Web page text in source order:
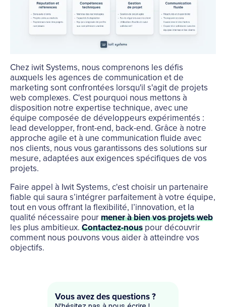
Chez iwit Systems, nous comprenons les défis
auxquels les agences de communication et de
marketing sont confrontées lorsqu'il s'agit de projets
web complexes. C'est pourquoi nous mettons à
disposition notre expertise technique, avec une
équipe composée de développeurs expérimentés :
lead developper, front-end, back-end. Grâce à notre
approche agile et à une communication fluide avec
nos clients, nous vous garantissons des solutions sur
mesure, adaptées aux exigences spécifiques de vos
projets.
Faire appel à Iwit Systems, c'est choisir un partenaire
fiable qui saura s’intégrer parfaitement à votre équipe,
tout en vous offrant la flexibilité, l’innovation, et la
qualité nécessaire pourmener à bien vos projets web
les plus ambitieux. Contactez-nous pour découvrir
comment nous pouvons vous aider à atteindre vos
objectifs.
Vous avez des questions ?